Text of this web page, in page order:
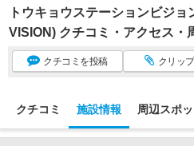
トウキョウステーションビジョ
VISION) クチコミ・アクセス・
クチコミ を投稿 クリップ
クチコミ 施設情報 周辺スポ